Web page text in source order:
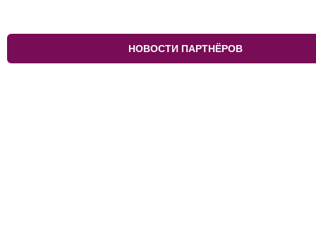
НОВОСТИ ПАРТНЁРОВ